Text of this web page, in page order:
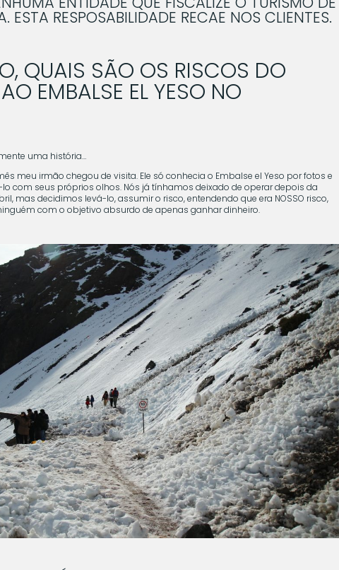
ESTA RESPOSABILIDADE RECAE NOS CLIENTES.
QUAIS SÃO OS RISCOS DO
EMBALSE EL YESO NO
uma história…
meu irmão chegou de visita. Ele só conhecia o Embalse el Yeso por fotos e
com seus próprios olhos. Nós já tínhamos deixado de operar depois da
mas decidimos levá-lo, assumir o risco, entendendo que era NOSSO risco,
com o objetivo absurdo de apenas ganhar dinheiro.